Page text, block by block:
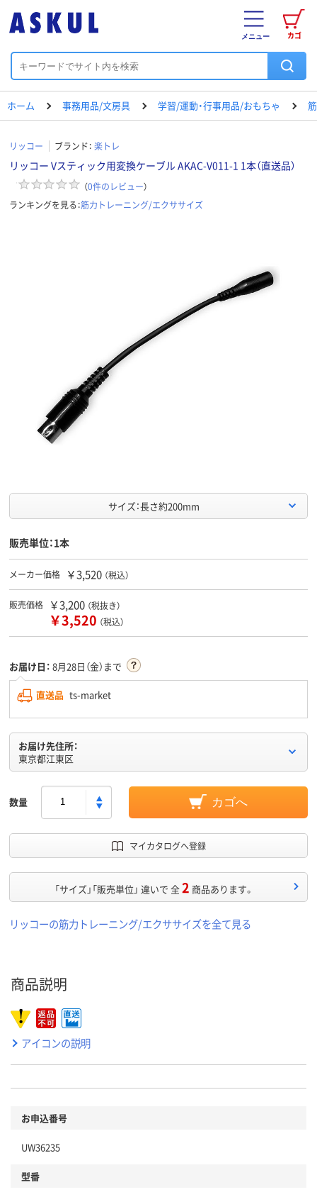
カゴ
メニュー
ホーム 事務用品/文房具 学習/運動・行事用品/おもちゃ
リッコー ブランド： 楽トレ
リッコー Vスティック用変換ケーブル AKAC-V011-1 1本（直送品）
（0件のレビュー）
ランキングを見る：筋力トレーニング/エクササイズ
サイズ：長さ約200mm
販売単位：1本
メーカー価格 ￥3,520 （税込）
販売価格 ￥3,200 （税抜き）
￥3,520 （税込）
お届け日： 8月28日（金）まで
直送品 ts-market
お届け先住所：
東京都江東区
数量 カゴへ
マイカタログへ登録
「サイズ」「販売単位」 違いで 全2 商品あります。
リッコーの筋力トレーニング/エクササイズを全て見る
商品説明
アイコンの説明
お申込番号
UW36235
型番